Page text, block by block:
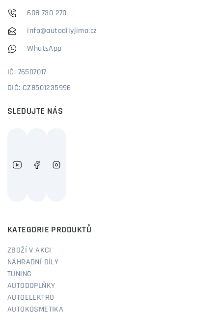
608 730 270
info@autodilyjimo.cz
WhatsApp
IČ: 76507017
DIČ: CZ8501235996
SLEDUJTE NÁS
KATEGORIE PRODUKTŮ
ZBOŽÍ V AKCI
NÁHRADNÍ DÍLY
TUNING
AUTODOPLŇKY
AUTOELEKTRO
AUTOKOSMETIKA